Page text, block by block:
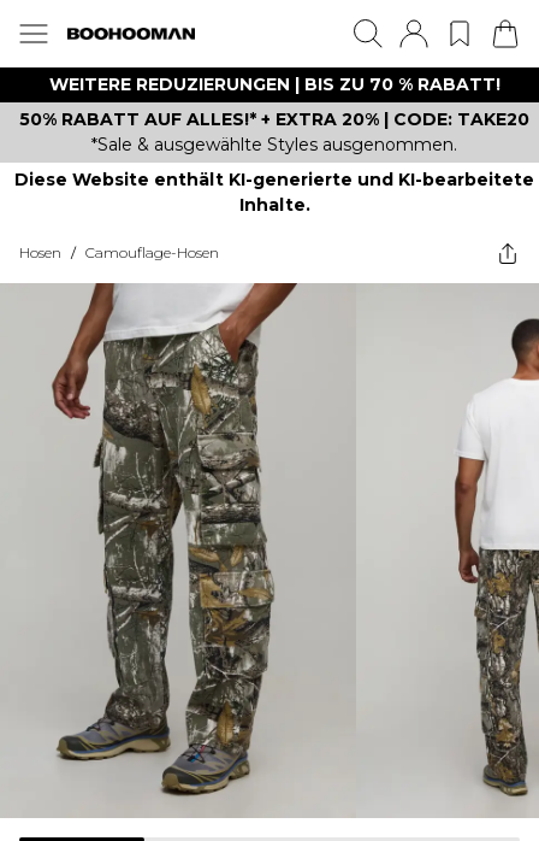
WEITERE REDUZIERUNGEN | BIS ZU 70 % RABATT!
50% RABATT AUF ALLES!* + EXTRA 20% | CODE: TAKE20
*Sale & ausgewählte Styles ausgenommen.
Diese Website enthält KI-generierte und KI-bearbeitete
Inhalte.
Hosen / Camouflage-Hosen